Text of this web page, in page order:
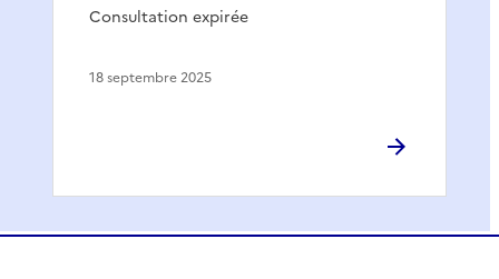
Consultation expirée
18 septembre 2025